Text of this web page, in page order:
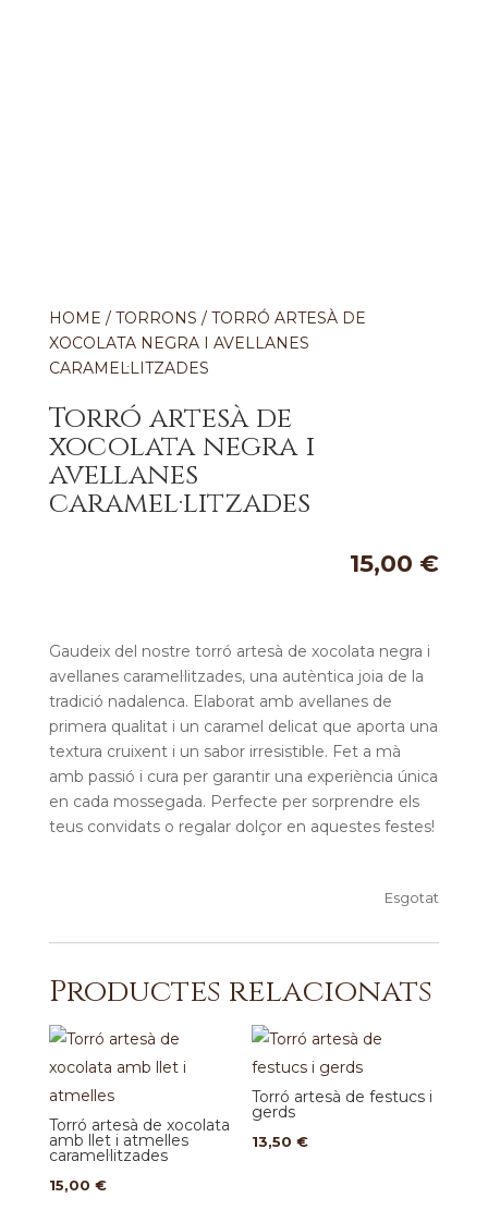
HOME / TORRONS / TORRÓ ARTESÀ DE
XOCOLATA NEGRA I AVELLANES
CARAMEL·LITZADES
Torró artesà de
xocolata negra i
avellanes
caramel·litzades
15,00 €
Gaudeix del nostre torró artesà de xocolata negra i
avellanes caramel·litzades, una autèntica joia de la
tradició nadalenca. Elaborat amb avellanes de
primera qualitat i un caramel delicat que aporta una
textura cruixent i un sabor irresistible. Fet a mà
amb passió i cura per garantir una experiència única
en cada mossegada. Perfecte per sorprendre els
teus convidats o regalar dolçor en aquestes festes!
Esgotat
Productes relacionats
Torró artesà de xocolata
amb llet i atmelles
caramel·litzades
15,00 €
Torró artesà de festucs i
gerds
13,50€